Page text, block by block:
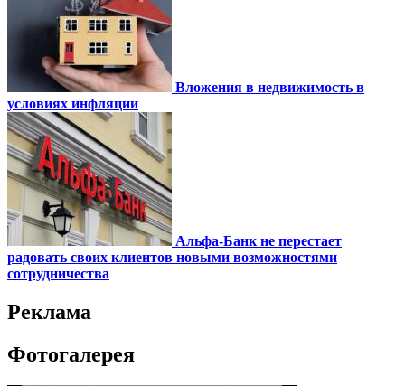
Вложения в недвижимость в
условиях инфляции
Альфа-Банк не перестает
радовать своих клиентов новыми возможностями
сотрудничества
Реклама
Фотогалерея